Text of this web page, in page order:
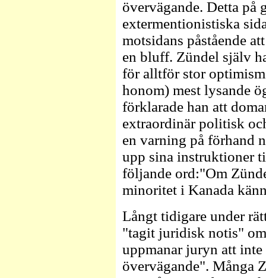
övervägande. Detta på
extermentionistiska
motsidans påstående
en bluff. Zündel själv
för alltför stor
honom) mest lysande
förklarade han att
extraordinär politisk
en varning på förhand
upp sina instruktioner
följande ord:"Om
minoritet i Kanada
Långt tidigare under
"tagit juridisk notis"
uppmanar juryn att
övervägande". Många